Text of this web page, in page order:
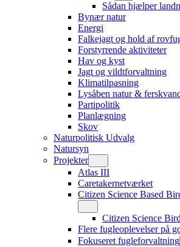
Sådan hjælper
Bynær natur
Energi
Falkejagt og hold af
Forstyrrende aktiviteter
Hav og kyst
Jagt og vildtforvaltning
Klimatilpasning
Lysåben natur &
Partipolitik
Planlægning
Skov
Naturpolitisk Udvalg
Natursyn
Projekter
Atlas III
Caretakernetværket
Citizen Science Based
Citizen Science
Flere fugleoplevelser på
Fokuseret fugleforvaltning